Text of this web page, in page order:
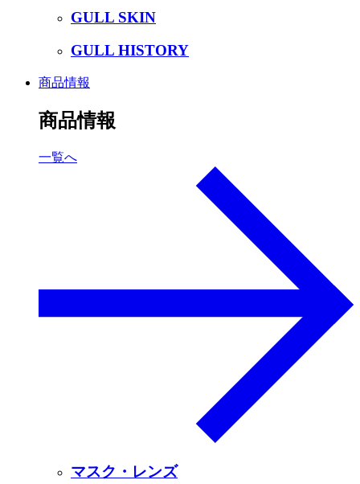
GULL SKIN
GULL HISTORY
商品情報
商品情報
一覧へ
マスク・レンズ